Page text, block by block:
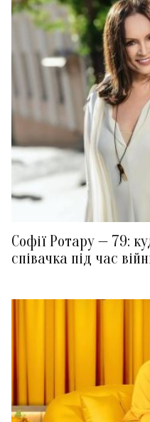
Софії Ротару — 79:
співачка під час